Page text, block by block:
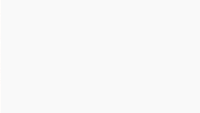
ADICIONAL
o porta-cartões e notas Cavalinho para homem.
Compre o acessório ideal para o homem moderno.
e acompanha o nosso site, siga-nos nas nossas redes